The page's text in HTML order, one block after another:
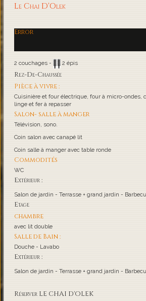
Le Chai D'Olek
Error
2 couchages - 2 épis
Rez-De-Chaussée
Pièce à vivre :
Cuisinière et four électrique, four à micro-ondes,
linge et fer à repasser
Salon- salle à manger
Télévision, sono.
Coin salon avec canapé lit
Coin salle à manger avec table ronde
Commodités
WC
Extérieur :
Salon de jardin - Terrasse + grand jardin -
Etage
chambre
avec lit double
Salle de Bain :
Douche - Lavabo
Extérieur :
Salon de jardin - Terrasse + grand jardin -
Réserver LE CHAI D'OLEK